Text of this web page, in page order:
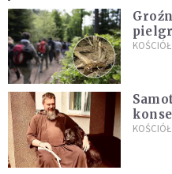
do
KOŚCIÓŁ
Życie
KOŚCIÓŁ